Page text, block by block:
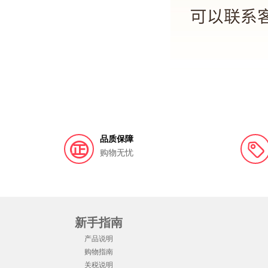
品质保障
购物无忧
新手指南
产品说明
购物指南
关税说明